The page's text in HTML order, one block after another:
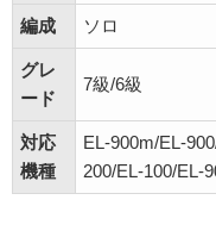
編成 ソロ
グレ
ード
7級/6級
対応
機種
EL-900m/EL-
200/EL-100/EL-